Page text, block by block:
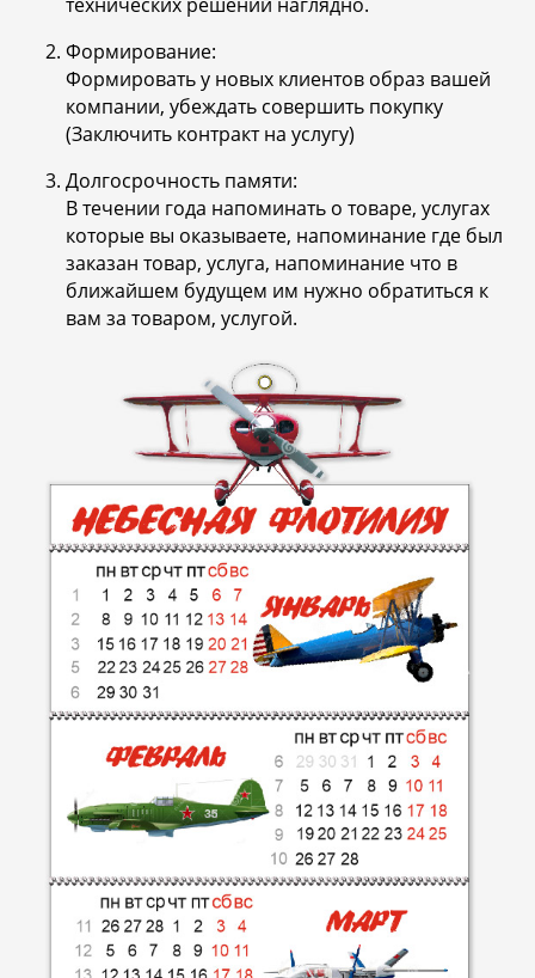
технических решений наглядно.
Формирование:
Формировать у новых клиентов образ вашей
компании, убеждать совершить покупку
(Заключить контракт на услугу)
Долгосрочность памяти:
В течении года напоминать о товаре, услугах
которые вы оказываете, напоминание где был
заказан товар, услуга, напоминание что в
ближайшем будущем им нужно обратиться к
вам за товаром, услугой.